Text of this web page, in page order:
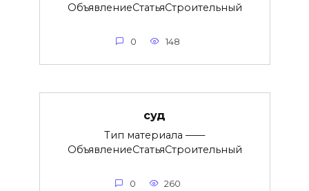
ОбъявлениеСтатьяСтроительный
0 148
суд
Тип материала ——
ОбъявлениеСтатьяСтроительный
0 260